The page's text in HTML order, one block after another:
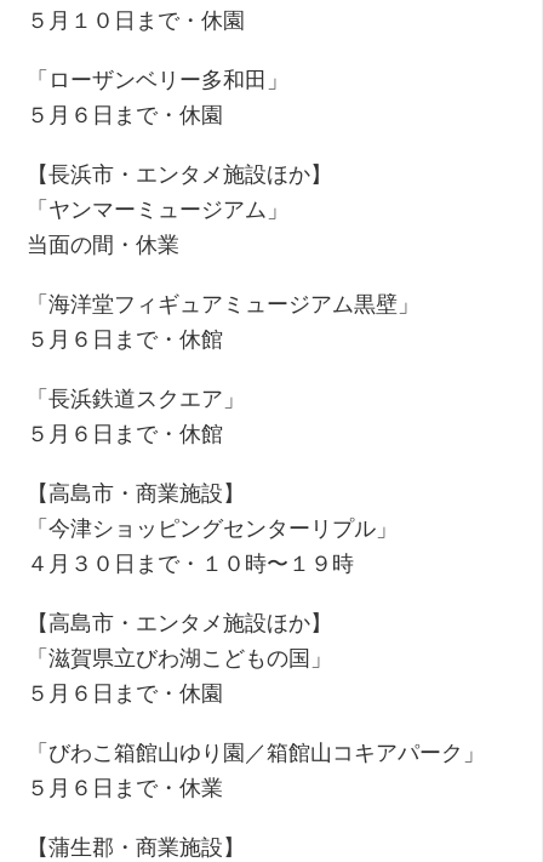
５月１０日まで・休園
「ローザンベリー多和田」
５月６日まで・休園
【長浜市・エンタメ施設ほか】
「ヤンマーミュージアム」
当面の間・休業
「海洋堂フィギュアミュージアム黒壁」
５月６日まで・休館
「長浜鉄道スクエア」
５月６日まで・休館
【高島市・商業施設】
「今津ショッピングセンターリプル」
４月３０日まで・１０時〜１９時
【高島市・エンタメ施設ほか】
「滋賀県立びわ湖こどもの国」
５月６日まで・休園
「びわこ箱館山ゆり園／箱館山コキアパーク」
５月６日まで・休業
【蒲生郡・商業施設】